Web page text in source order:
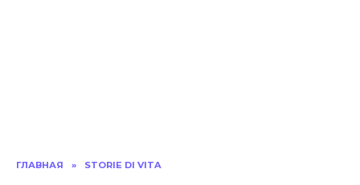
ГЛАВНАЯ » STORIE DI VITA